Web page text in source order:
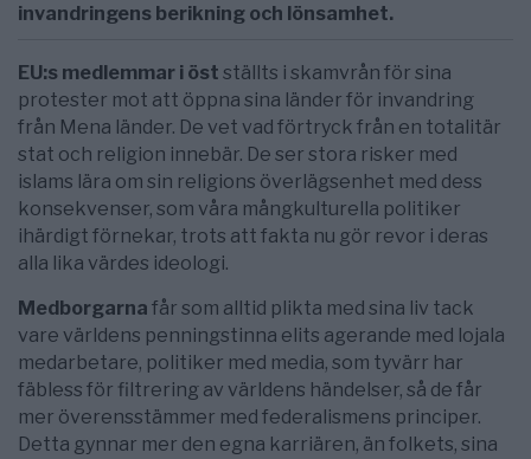
invandringens berikning och lönsamhet.
EU:s medlemmar i öst ställts i skamvrån för sina
protester mot att öppna sina länder för invandring
från Mena länder. De vet vad förtryck från en totalitär
stat och religion innebär. De ser stora risker med
islams lära om sin religions överlägsenhet med dess
konsekvenser, som våra mångkulturella politiker
ihärdigt förnekar, trots att fakta nu gör revor i deras
alla lika värdes ideologi.
Medborgarna får som alltid plikta med sina liv tack
vare världens penningstinna elits agerande med lojala
medarbetare, politiker med media, som tyvärr har
fäbless för filtrering av världens händelser, så de får
mer överensstämmer med federalismens principer.
Detta gynnar mer den egna karriären, än folkets, sina